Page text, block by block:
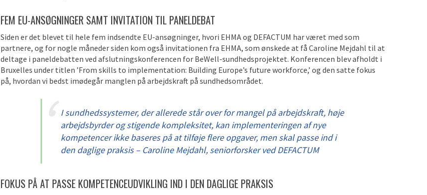
FEM EU-ANSØGNINGER SAMT INVITATION TIL PANELDEBAT
Siden er det blevet til hele fem indsendte EU-ansøgninger, hvori EHMA og DEFACTUM har været med som
partnere, og for nogle måneder siden kom også invitationen fra EHMA, som ønskede at få Caroline Mejdahl til at
deltage i paneldebatten ved afslutningskonferencen for BeWell-sundhedsprojektet. Konferencen blev afholdt i
Bruxelles under titlen ’From skills to implementation: Building Europe’s future workforce,’ og den satte fokus
på, hvordan vi bedst imødegår manglen på arbejdskraft på sundhedsområdet.
I sundhedssystemer, der allerede står over for mangel på arbejdskraft, høje
arbejdsbyrder og stigende kompleksitet, kan implementeringen af nye
kompetencer ikke baseres på at tilføje flere opgaver, men skal passe ind i
den daglige praksis – Caroline Mejdahl, seniorforsker ved DEFACTUM
FOKUS PÅ AT PASSE KOMPETENCEUDVIKLING IND I DEN DAGLIGE PRAKSIS